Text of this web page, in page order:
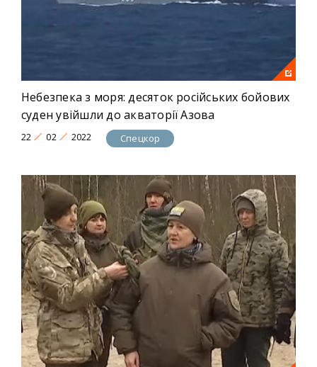
Небезпека з моря: десяток російських бойових
суден увійшли до акваторії Азова
22 02 2022 Спецкор